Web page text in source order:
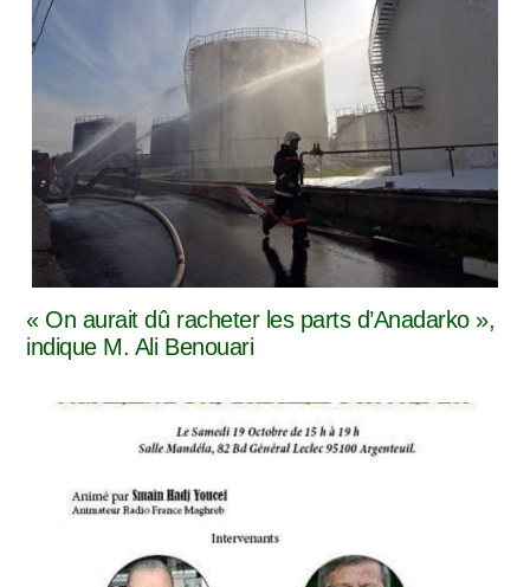
« On aurait dû racheter les parts d’Anadarko »,
indique M. Ali Benouari